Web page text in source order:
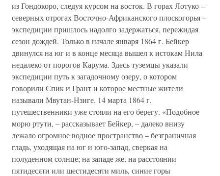
из Гондокоро, следуя курсом на восток. В горах Лотуко –
северных отрогах Восточно-Африканского плоскогорья –
экспедиции пришлось надолго задержаться, пережидая
сезон дождей. Только в начале января 1864 г. Бейкер
двинулся на юг и в конце месяца вышел к истокам Нила
недалеко от порогов Карума. Здесь туземцы указали
экспедиции путь к загадочному озеру, о котором
говорили Спик и Грант и которое местные жители
называли Мвутан-Нзиге. 14 марта 1864 г.
путешественники уже стояли на его берегу. «Подобное
морю ртути, – рассказывает Бейкер, – далеко внизу
лежало огромное водное пространство – безграничная
гладь, уходящая на юг и юго-запад, сверкая на
полуденном солнце; на западе же, на расстоянии
пятидесяти или шестидесяти миль, синие горы